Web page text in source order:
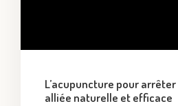
L’acupuncture pour
alliée naturelle et efficace